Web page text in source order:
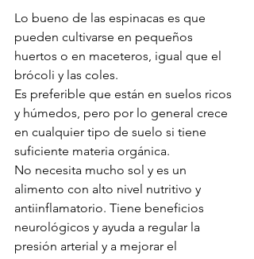
Lo bueno de las espinacas es que
pueden cultivarse en pequeños
huertos o en maceteros, igual que el
brócoli y las coles.
Es preferible que están en suelos ricos
y húmedos, pero por lo general crece
en cualquier tipo de suelo si tiene
suficiente materia orgánica.
No necesita mucho sol y es un
alimento con alto nivel nutritivo y
antiinflamatorio. Tiene beneficios
neurológicos y ayuda a regular la
presión arterial y a mejorar el